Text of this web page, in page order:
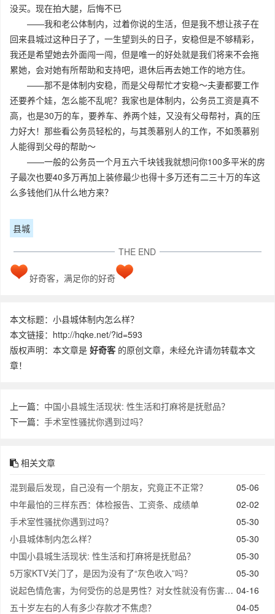
没买。现在拍大腿，后悔不已
——我和老公体制内，过着你说的生活，但是我不想让孩子在
回来县城过这种日子了，一生望到头的日子，安稳但是不够精彩，
我还是希望她去外面闯一闯，但是唯一的好处就是我们将来不会拖
累她，会对她有所帮助和支持吧，退休后再去她工作的地方住。
——那不是体制内安稳，而是父母帮忙才安稳～夫妻都要工作
还要养个娃，怎么能不乱呢？我家也是体制内，公务员工资是真不
高，也是30万的车，要养车、养两个娃，又没有父母帮衬，真的压
力好大！那些看公务员轻松的，与其羡慕别人的工作，不如羡慕别
人能得到父母的帮助～
——一般的公务员一个月五六千块钱我就想问你100多平米的房
子最次也要40多万再加上装修最少也得十多万还有二三十万的车这
么多钱他们从什么地方来？
县城
THE END
好奇客，满足你的好奇
本文标题：小县城体制内怎么样？
本文链接：http://hqke.net/?id=593
版权声明：本文章是 好奇客 的原创文章，未经允许请勿转载本文
章！
上一篇： 中国小县城生活现状: 性生活和打麻将是抚慰品？
下一篇： 手术室性骚扰你遇到过吗？
相关文章
05-06
混到最后发现，自己没有一个朋友，究竟正不正常？
02-02
中年最怕的三样东西：体检报告、工资条、成绩单
05-30
手术室性骚扰你遇到过吗？
05-30
小县城体制内怎么样？
05-30
中国小县城生活现状: 性生活和打麻将是抚慰品？
05-30
5万家KTV关门了，是因为没有了“灰色收入”吗？
04-16
说起色情危害，为何受伤的总是男性？对女性就没有伤害吗？
04-05
五十岁左右的人有多少存款才不焦虑？